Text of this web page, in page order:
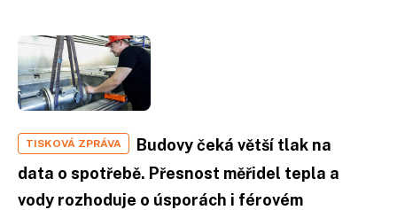
TISKOVÁ ZPRÁVA
Budovy čeká větší tlak na
data o spotřebě. Přesnost měřidel tepla a
vody rozhoduje o úsporách i férovém